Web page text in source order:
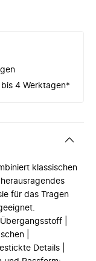
4 Werktagen*
klassischen
für das Tragen
|
|
Details |